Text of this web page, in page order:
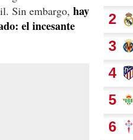
Sin embargo, hay
el incesante